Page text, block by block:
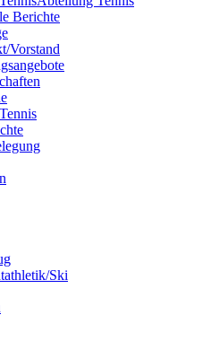
Berichte
Vorstand
Ski